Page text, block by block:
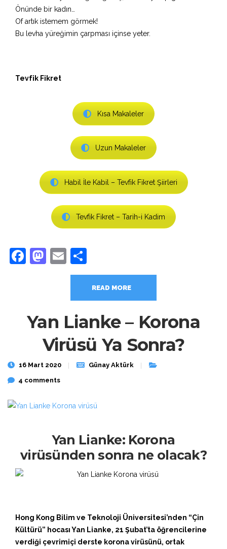
Önünde bir kadın…
Of artık istemem görmek!
Bu levha yüreğimin çarpması içinse yeter.
Tevfik Fikret
Kısa Makaleler
Uzun Makaleler
Habil İle Kabil – Tevfik Fikret Şiirleri
Tevfik Fikret – Tarih-i Kadim
Facebook
Mastodon
Email
READ MORE
Yan Lianke – Korona
Virüsü Ya Sonra?
16 Mart 2020
Günay Aktürk
4 comments
Yan Lianke: Korona
virüsünden sonra ne olacak?
Hong Kong Bilim ve Teknoloji Üniversitesi’nden “Çin
Kültürü” hocası Yan Lianke, 21 Şubat’ta öğrencilerine
verdiği çevrimiçi derste korona virüsünü, ortak